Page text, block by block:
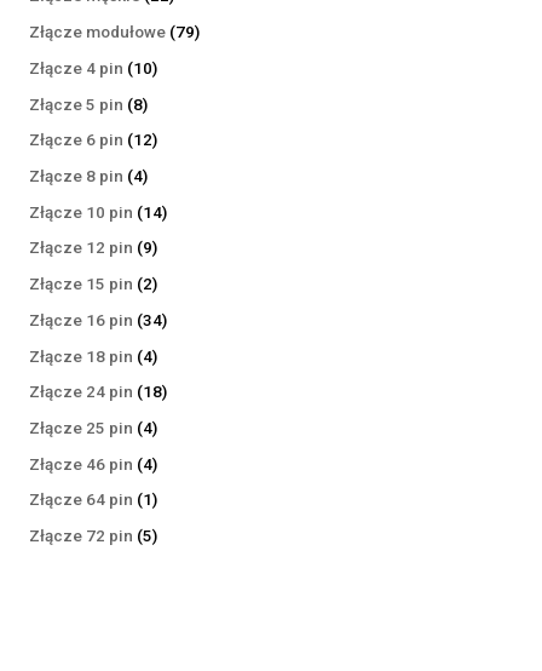
produkty
Złącze modułowe 7979
Złącze 4 pin 1010
Złącze 5 pin 88
produktów
Złącze 6 pin 1212
Złącze 8 pin 44
produkty
Złącze 10 pin 1414
Złącze 12 pin 99
produktów
Złącze 15 pin 22
produkty
Złącze 16 pin 3434
Złącze 18 pin 44
produkty
Złącze 24 pin 1818
Złącze 25 pin 44
produkty
Złącze 46 pin 44
produkty
Złącze 64 pin 11
produkt
Złącze 72 pin 55